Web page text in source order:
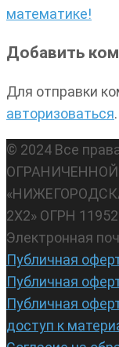
математике!
Добавить
Для отправки
авторизоваться.
© 2024 Все
2Х2» ОГРН
Электронная
Публичная
Публичная
Публичная
доступ к